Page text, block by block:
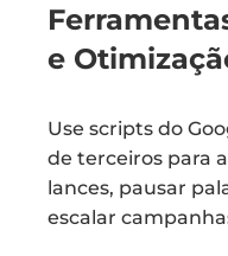
e
Use scripts do
de terceiros para
lances, pausar
escalar